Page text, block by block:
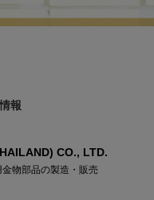
報
CO., LTD.
物部品の製造・販売